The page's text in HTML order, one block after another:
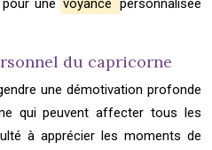
une voyance personnalisée
du capricorne
une démotivation profonde
qui peuvent affecter tous les
à apprécier les moments de